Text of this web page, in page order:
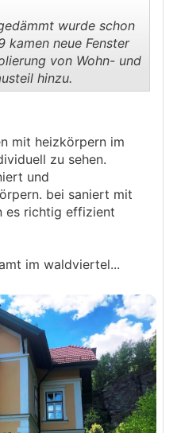
wurde schon
kamen neue Fenster
von Wohn- und
hinzu.
mit heizkörpern im
zu sehen.
und
bei saniert mit
es richtig effizient
im waldviertel...